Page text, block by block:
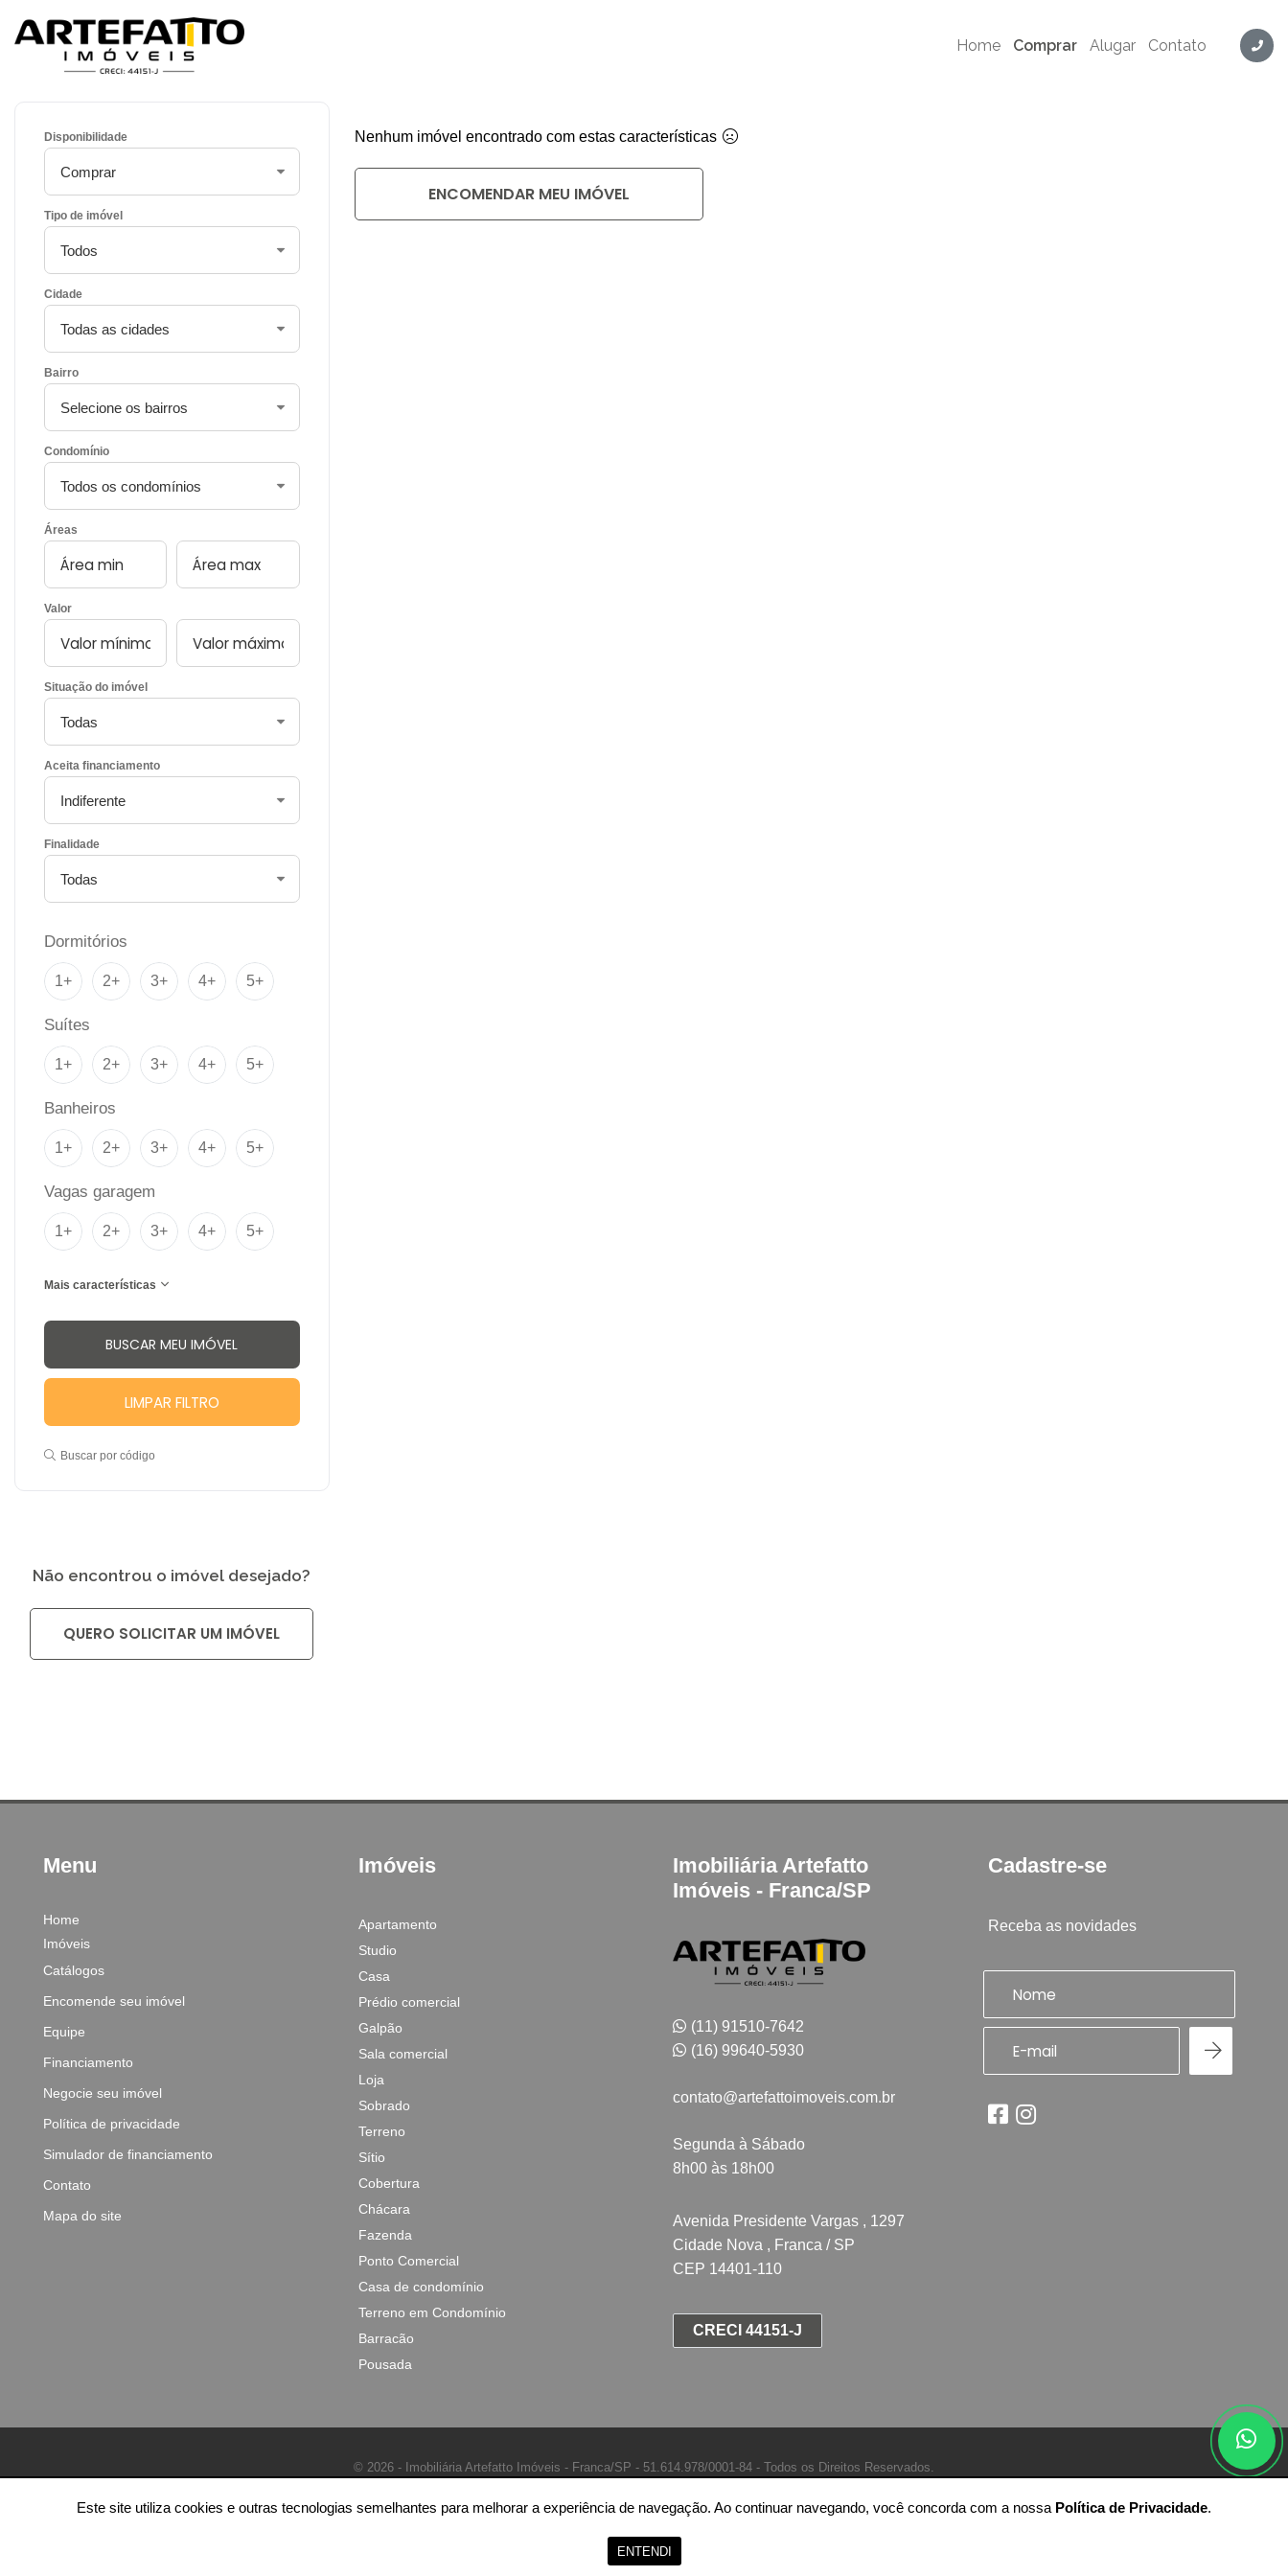
Home Comprar Alugar Contato
Home / Imóveis à venda /
Disponibilidade
Tipo de imóvel
Cidade
Bairro
Condomínio
Áreas
Valor
Situação do imóvel
Aceita financiamento
Finalidade
Dormitórios
1+ 2+ 3+ 4+ 5+
Suítes
1+ 2+ 3+ 4+ 5+
Banheiros
1+ 2+ 3+ 4+ 5+
Vagas garagem
1+ 2+ 3+ 4+ 5+
Mais características
LIMPAR FILTRO
Buscar por código
Não encontrou o imóvel desejado?
QUERO SOLICITAR UM IMÓVEL
Nenhum imóvel encontrado com estas características
ENCOMENDAR MEU IMÓVEL
Menu
Home
Imóveis
Catálogos
Encomende seu imóvel
Equipe
Financiamento
Negocie seu imóvel
Política de privacidade
Simulador de financiamento
Contato
Mapa do site
Imóveis
Apartamento
Studio
Casa
Prédio comercial
Galpão
Sala comercial
Loja
Sobrado
Terreno
Sítio
Cobertura
Chácara
Fazenda
Ponto Comercial
Casa de condomínio
Terreno em Condomínio
Barracão
Pousada
Imobiliária Artefatto
Imóveis - Franca/SP
(11) 91510-7642
(16) 99640-5930
contato@artefattoimoveis.com.br
Segunda à Sábado
8h00 às 18h00
Avenida Presidente Vargas , 1297
Cidade Nova , Franca / SP
CEP 14401-110
CRECI 44151-J
Cadastre-se
Receba as novidades
© 2026 - Imobiliária Artefatto Imóveis - Franca/SP - 51.614.978/0001-84 - Todos os Direitos Reservados.
Este site utiliza cookies e outras tecnologias semelhantes para melhorar a experiência de navegação. Ao continuar navegando, você concorda com a nossa Política de Privacidade.
ENTENDI